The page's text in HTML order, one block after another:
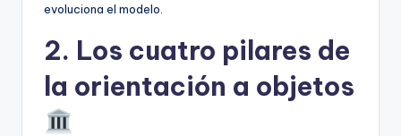
evoluciona el modelo.
2. Los cuatro pilares de
la orientación a objetos